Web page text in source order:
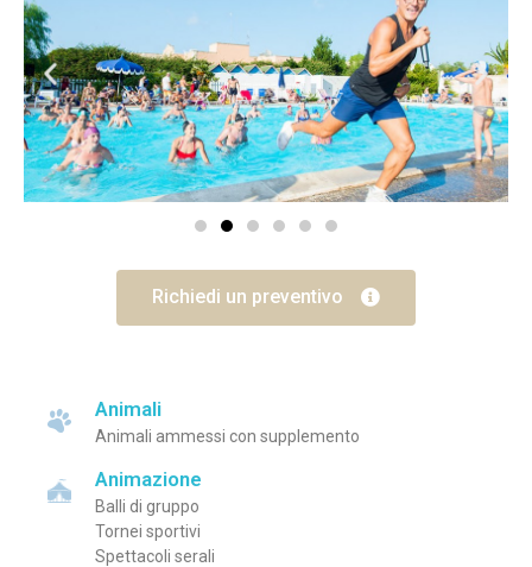
Richiedi un preventivo
Animali
Animali ammessi con supplemento
Animazione
Balli di gruppo
Tornei sportivi
Spettacoli serali